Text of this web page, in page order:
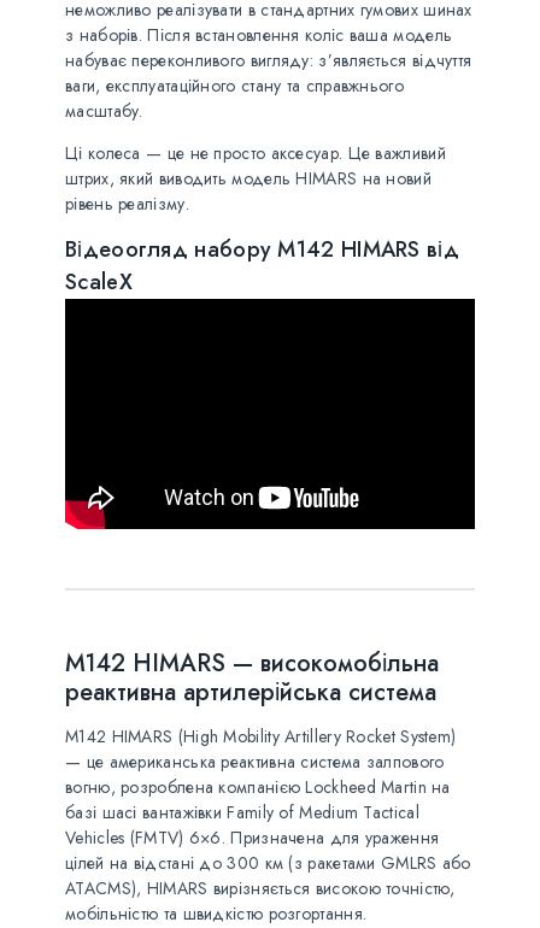
неможливо реалізувати в стандартних гумових шинах
з наборів. Після встановлення коліс ваша модель
набуває переконливого вигляду: з’являється відчуття
ваги, експлуатаційного стану та справжнього
масштабу.
Ці колеса — це не просто аксесуар. Це важливий
штрих, який виводить модель HIMARS на новий
рівень реалізму.
Відеоогляд набору M142 HIMARS від
ScaleX
M142 HIMARS — високомобільна
реактивна артилерійська система
M142 HIMARS (High Mobility Artillery Rocket System)
— це американська реактивна система залпового
вогню, розроблена компанією Lockheed Martin на
базі шасі вантажівки Family of Medium Tactical
Vehicles (FMTV) 6×6. Призначена для ураження
цілей на відстані до 300 км (з ракетами GMLRS або
ATACMS), HIMARS вирізняється високою точністю,
мобільністю та швидкістю розгортання.